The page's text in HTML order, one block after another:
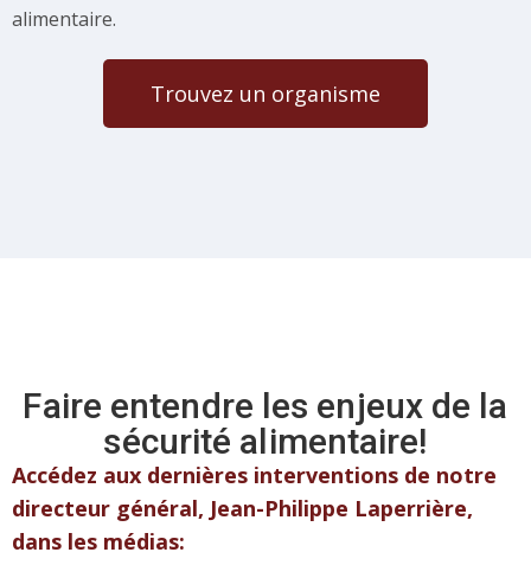
alimentaire.
Trouvez un organisme
Faire entendre les enjeux de la
sécurité alimentaire!
Accédez aux dernières interventions de notre
directeur général, Jean-Philippe Laperrière,
dans les médias: